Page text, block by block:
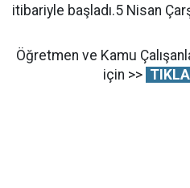
itibariyle başladı.5 Nisan
Öğretmen ve Kamu
için >>